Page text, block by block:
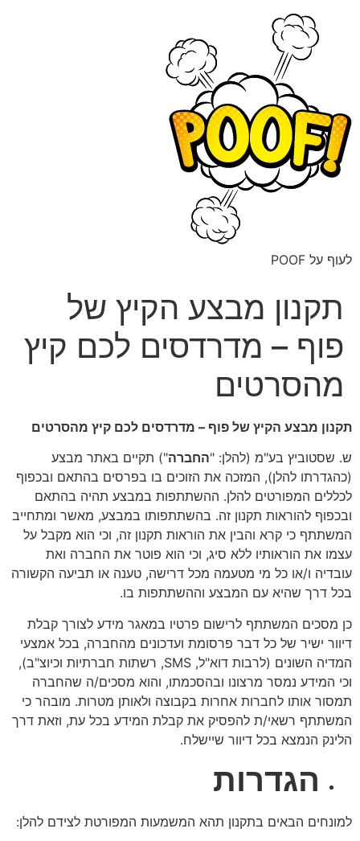
לעוף על POOF
תקנון מבצע הקיץ של
פוף – מדרדסים לכם קיץ
מהסרטים
תקנון מבצע הקיץ של פוף – מדרדסים לכם קיץ מהסרטים
ש. שסטוביץ בע"מ (להלן: "החברה") תקיים באתר מבצע
(כהגדרתו להלן), המזכה את הזוכים בו בפרסים בהתאם ובכפוף
לכללים המפורטים להלן. ההשתתפות במבצע תהיה בהתאם
ובכפוף להוראות תקנון זה. בהשתתפותו במבצע, מאשר ומתחייב
המשתתף כי קרא והבין את הוראות תקנון זה, וכי הוא מקבל על
עצמו את הוראותיו ללא סיג, וכי הוא פוטר את החברה ואת
עובדיה ו/או כל מי מטעמה מכל דרישה, טענה או תביעה הקשורה
בכל דרך שהיא עם המבצע וההשתתפות בו.
כן מסכים המשתתף לרישום פרטיו במאגר מידע לצורך קבלת
דיוור ישיר של כל דבר פרסומת ועדכונים מהחברה, בכל אמצעי
המדיה השונים (לרבות דוא"ל, SMS, רשתות חברתיות וכיוצ"ב),
וכי המידע נמסר מרצונו ובהסכמתו, והוא מסכים/ה שהחברה
תמסור אותו לחברות אחרות בקבוצה ולאותן מטרות. מובהר כי
המשתתף רשאי/ת להפסיק את קבלת המידע בכל עת, וזאת דרך
הלינק הנמצא בכל דיוור שיישלח.
הגדרות
למונחים הבאים בתקנון תהא המשמעות המפורטת לצידם להלן: